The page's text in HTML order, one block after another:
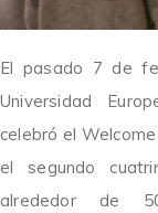
El pasado 7 de
Universidad
celebró el
el segundo
alrededor de